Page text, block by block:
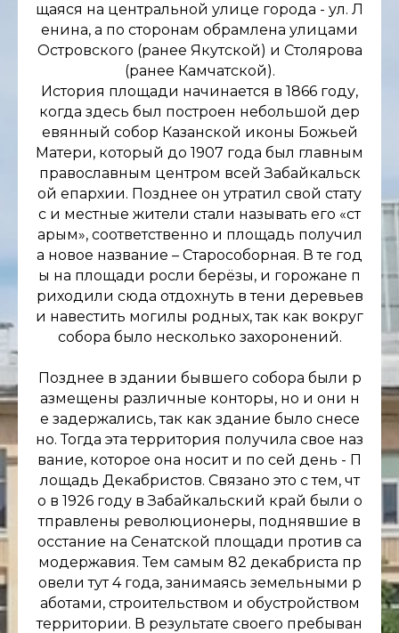
щаяся на центральной улице города - ул. Л
енина, а по сторонам обрамлена улицами
Островского (ранее Якутской) и Столярова
(ранее Камчатской).
История площади начинается в 1866 году,
когда здесь был построен небольшой дер
евянный собор Казанской иконы Божьей
Матери, который до 1907 года был главным
православным центром всей Забайкальск
ой епархии. Позднее он утратил свой стату
с и местные жители стали называть его «ст
арым», соответственно и площадь получил
а новое название – Старособорная. В те год
ы на площади росли берёзы, и горожане п
риходили сюда отдохнуть в тени деревьев
и навестить могилы родных, так как вокруг
собора было несколько захоронений.
Позднее в здании бывшего собора были р
азмещены различные конторы, но и они н
е задержались, так как здание было снесе
но. Тогда эта территория получила свое наз
вание, которое она носит и по сей день - П
лощадь Декабристов. Связано это с тем, чт
о в 1926 году в Забайкальский край были о
тправлены революционеры, поднявшие в
осстание на Сенатской площади против са
модержавия. Тем самым 82 декабриста пр
овели тут 4 года, занимаясь земельными р
аботами, строительством и обустройством
территории. В результате своего пребыван